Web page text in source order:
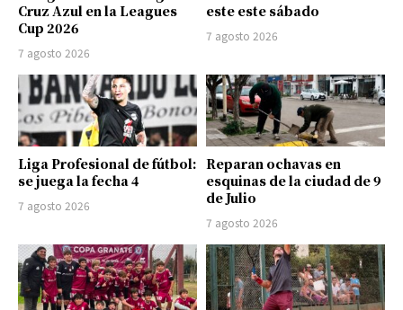
Cruz Azul en la Leagues
Cup 2026
7 agosto 2026
este este sábado
7 agosto 2026
Liga Profesional de fútbol:
se juega la fecha 4
7 agosto 2026
Reparan ochavas en
esquinas de la ciudad de 9
de Julio
7 agosto 2026